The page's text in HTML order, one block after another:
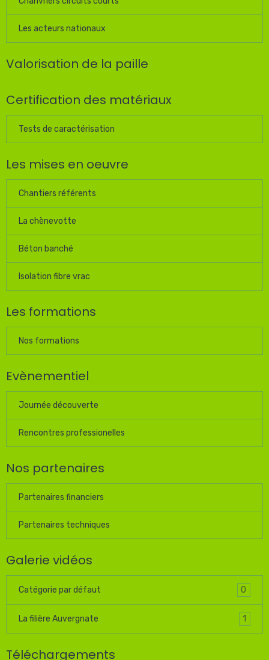
Les acteurs nationaux
Valorisation de la paille
Certification des matériaux
Tests de caractérisation
Les mises en oeuvre
Chantiers référents
La chènevotte
Béton banché
Isolation fibre vrac
Les formations
Nos formations
Evènementiel
Journée découverte
Rencontres professionelles
Nos partenaires
Partenaires financiers
Partenaires techniques
Galerie vidéos
Catégorie par défaut 0
La filière Auvergnate 1
Téléchargements